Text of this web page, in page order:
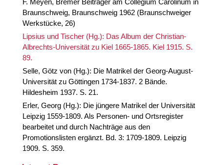
Braunschweig, Braunschweig 1962 (Braunschweiger
Werkstücke, 26)
Lipsius und Tischer (Hg.): Das Album der Christian-
Albrechts-Universität zu Kiel 1665-1865. Kiel 1915. S.
89.
Selle, Götz von (Hg.): Die Matrikel der Georg-August-
Universität zu Göttingen 1734-1837. 2 Bände.
Hildesheim 1937. S. 21.
Erler, Georg (Hg.): Die jüngere Matrikel der Universität
Leipzig 1559-1809. Als Personen- und Ortsregister
bearbeitet und durch Nachträge aus den
Promotionslisten ergänzt. Bd. 3: 1709-1809. Leipzig
1909. S. 359.